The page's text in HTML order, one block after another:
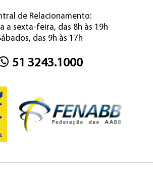
de Relacionamento:
a sexta-feira, das 8h às 19h
das 9h às 17h
51 3243.1000